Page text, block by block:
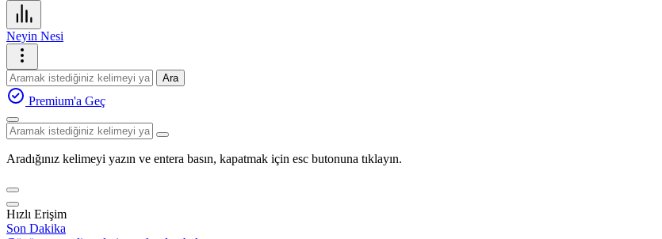
Neyin Nesi
Ara
Premium'a Geç
Aradığınız kelimeyi yazın ve entera basın, kapatmak için esc butonuna tıklayın.
Hızlı Erişim
Son Dakika